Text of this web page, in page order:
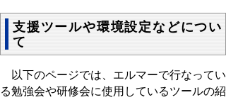
支援ツールや環境設定などについ
て
以下のページでは、エルマーで行なってい
る勉強会や研修会に使用しているツールの紹